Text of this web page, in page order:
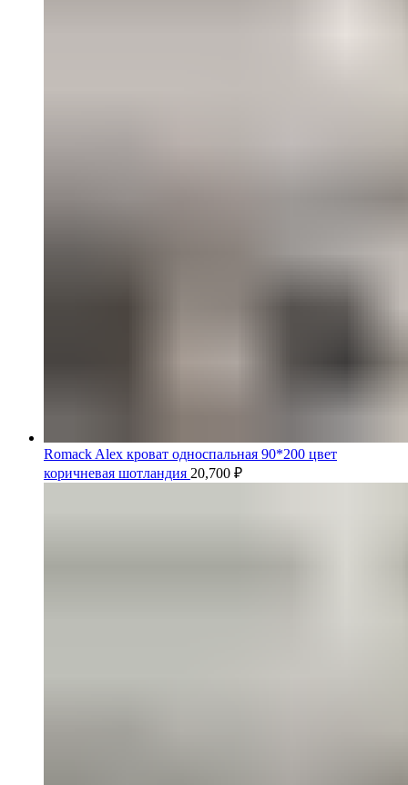
Romack Alex кроват односпальная 90*200 цвет
коричневая шотландия 20,700 ₽